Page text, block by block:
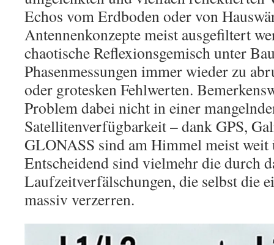
Echos vom Erdboden oder von
Antennenkonzepte meist ausgefiltert
chaotische Reflexionsgemisch unter
Phasenmessungen immer wieder zu
oder grotesken Fehlwerten.
Problem dabei nicht in einer
Satellitenverfügbarkeit – dank GPS,
GLONASS sind am Himmel meist weit
Entscheidend sind vielmehr die durch
Laufzeitverfälschungen, die selbst die
massiv verzerren.